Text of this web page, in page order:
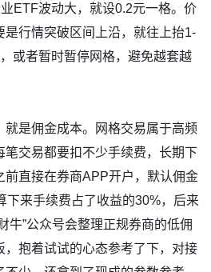
ETF波动大，就设0.2元一格。价
是行情突破区间上沿，就往上抬1-
或者暂时暂停网格，避免越套越
是佣金成本。网格交易属于高频
笔交易都要扣不少手续费，长期下
前直接在券商APP开户，默认佣金
下来手续费占了收益的30%，后来
牛”公众号会整理正规券商的低佣
，抱着试试的心态参考了下，对接